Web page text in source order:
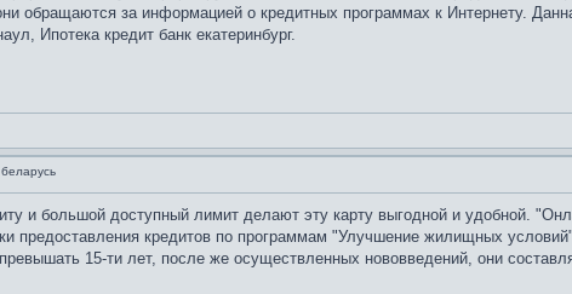
обращаются за информацией о кредитных программах к Интернету.
Ипотека кредит банк екатеринбург.
и большой доступный лимит делают эту карту выгодной и удобной.
предоставления кредитов по программам "Улучшение жилищных
15-ти лет, после же осуществленных нововведений, они